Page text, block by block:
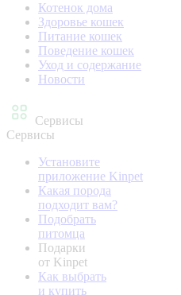
Котенок дома
Здоровье кошек
Питание кошек
Поведение кошек
Уход и содержание
Новости
Сервисы
Сервисы
Установите
приложение Kinpet
Какая порода
подходит вам?
Подобрать
питомца
Подарки
от Kinpet
Как выбрать
и купить